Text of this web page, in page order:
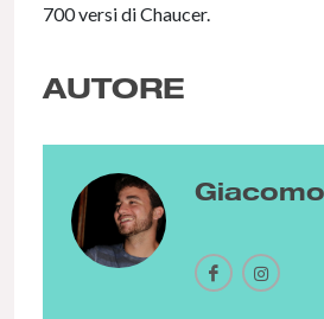
700 versi di Chaucer.
AUTORE